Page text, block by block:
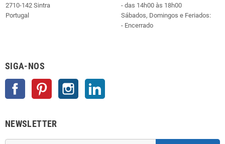
2710-142 Sintra
Portugal
- das 14h00 às 18h00
Sábados, Domingos e Feriados:
- Encerrado
SIGA-NOS
Facebook Pinterest Instagram
NEWSLETTER